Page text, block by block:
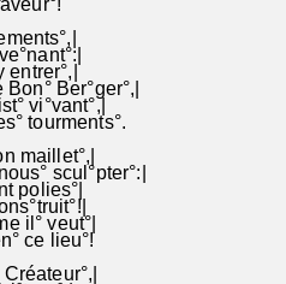
Ber°ger°,|
vi°vant°,|
tourments°.
maillet°,|
scul°pter°:|
polies°|
il° veut°|
ce lieu°!